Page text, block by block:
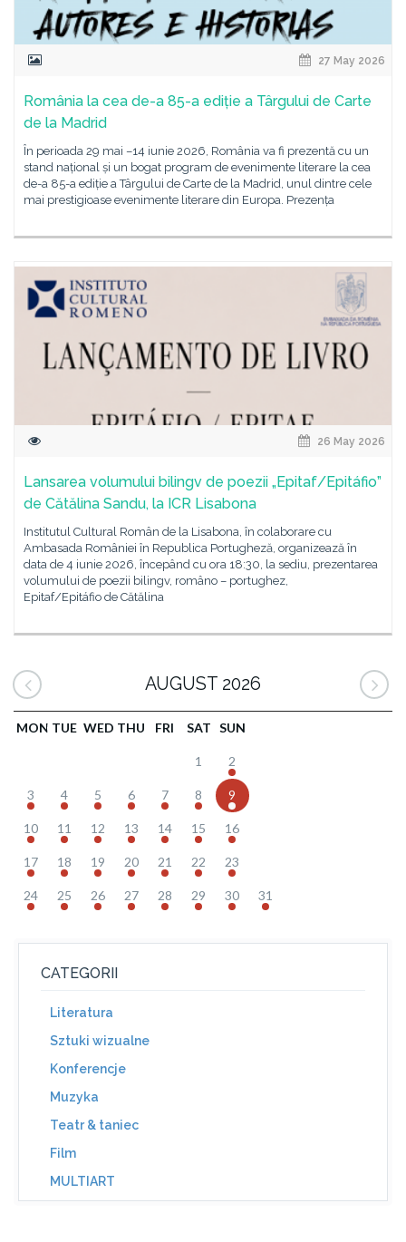
27 May 2026
România la cea de-a 85-a ediție a Târgului de Carte
de la Madrid
În perioada 29 mai –14 iunie 2026, România va fi prezentă cu un
stand național și un bogat program de evenimente literare la cea
de-a 85-a ediție a Târgului de Carte de la Madrid, unul dintre cele
mai prestigioase evenimente literare din Europa. Prezența
26 May 2026
Lansarea volumului bilingv de poezii „Epitaf/Epitáfio”
de Cătălina Sandu, la ICR Lisabona
Institutul Cultural Român de la Lisabona, în colaborare cu
Ambasada României în Republica Portugheză, organizează în
data de 4 iunie 2026, începând cu ora 18:30, la sediu, prezentarea
volumului de poezii bilingv, româno – portughez,
Epitaf/Epitáfio de Cătălina
AUGUST 2026
MON TUE WED THU FRI SAT SUN
1 2
3 4 5 6 7 8 9
10 11 12 13 14 15 16
17 18 19 20 21 22 23
24 25 26 27 28 29 30 31
CATEGORII
Literatura
Sztuki wizualne
Konferencje
Muzyka
Teatr & taniec
Film
MULTIART